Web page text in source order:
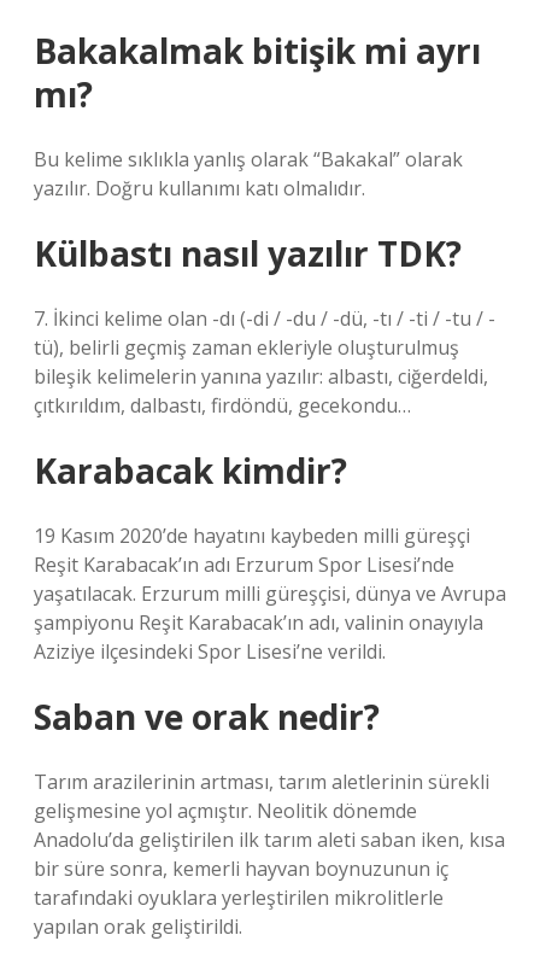
Bakakalmak bitişik mi ayrı
mı?
Bu kelime sıklıkla yanlış olarak “Bakakal” olarak
yazılır. Doğru kullanımı katı olmalıdır.
Külbastı nasıl yazılır TDK?
7. İkinci kelime olan -dı (-di / -du / -dü, -tı / -ti / -tu / -
tü), belirli geçmiş zaman ekleriyle oluşturulmuş
bileşik kelimelerin yanına yazılır: albastı, ciğerdeldi,
çıtkırıldım, dalbastı, firdöndü, gecekondu…
Karabacak kimdir?
19 Kasım 2020’de hayatını kaybeden milli güreşçi
Reşit Karabacak’ın adı Erzurum Spor Lisesi’nde
yaşatılacak. Erzurum milli güreşçisi, dünya ve Avrupa
şampiyonu Reşit Karabacak’ın adı, valinin onayıyla
Aziziye ilçesindeki Spor Lisesi’ne verildi.
Saban ve orak nedir?
Tarım arazilerinin artması, tarım aletlerinin sürekli
gelişmesine yol açmıştır. Neolitik dönemde
Anadolu’da geliştirilen ilk tarım aleti saban iken, kısa
bir süre sonra, kemerli hayvan boynuzunun iç
tarafındaki oyuklara yerleştirilen mikrolitlerle
yapılan orak geliştirildi.